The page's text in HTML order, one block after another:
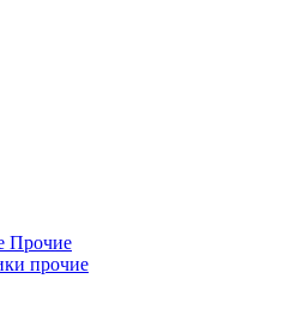
Прочие
прочие